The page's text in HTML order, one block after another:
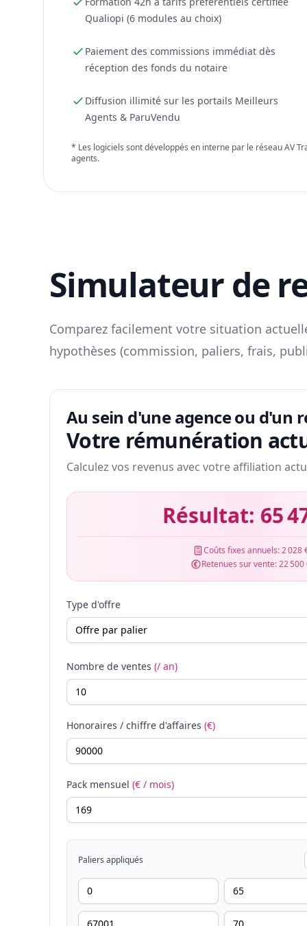
Qualiopi (6 modules au choix)
Paiement des commissions immédiat dès
réception des fonds du notaire
Diffusion illimité sur les portails Meilleurs
Agents & ParuVendu
* Les logiciels sont développés en interne par le réseau AV
agents.
Simulateur de
Comparez facilement votre situation
hypothèses (commission, paliers, frais,
Au sein d'une agence ou d'un
Votre rémunération
Calculez vos revenus avec votre affiliation
Résultat: 65
Coûts fixes annuels:2 028
Retenues sur vente:22 500
Type d'offre
Nombre de ventes (/ an)
Honoraires / chiffre d'affaires (€)
Pack mensuel (€ / mois)
Paliers appliqués